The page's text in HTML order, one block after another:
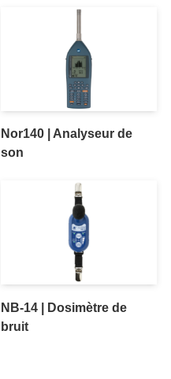
Nor140 | Analyseur de
son
NB-14 | Dosimètre de
bruit